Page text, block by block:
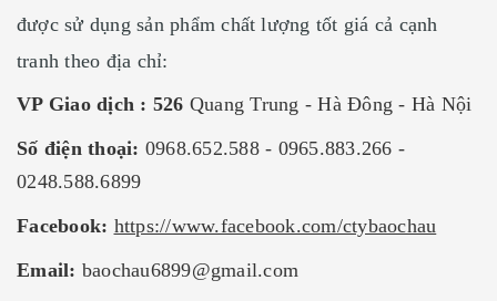
được sử dụng sản phẩm chất lượng tốt giá cả cạnh
tranh theo địa chỉ:
VP Giao dịch : 526 Quang Trung - Hà Đông - Hà Nội
Số điện thoại: 0968.652.588 - 0965.883.266 -
0248.588.6899
Facebook: https://www.facebook.com/ctybaochau
Email: baochau6899@gmail.com